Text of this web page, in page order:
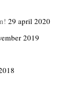
29 april 2020
2019